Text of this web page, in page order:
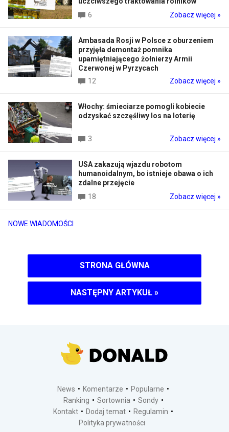
NOWE WIADOMOŚCI
6
Zobacz więcej »
Ambasada Rosji w Polsce z oburzeniem
przyjęła demontaż pomnika
upamiętniającego żołnierzy Armii
Czerwonej w Pyrzycach
12
Zobacz więcej »
Włochy: śmieciarze pomogli kobiecie
odzyskać szczęśliwy los na loterię
3 Zobacz więcej »
USA zakazują wjazdu robotom
humanoidalnym, bo istnieje obawa o ich
zdalne przejęcie
18
Zobacz więcej »
STRONA GŁÓWNA
NASTĘPNY ARTYKUŁ »
News Komentarze
Popularne
Ranking
Sortownia
Sondy
Kontakt
Dodaj temat
Regulamin
Polityka prywatności